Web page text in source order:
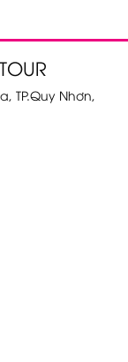
TP.Quy Nhơn,